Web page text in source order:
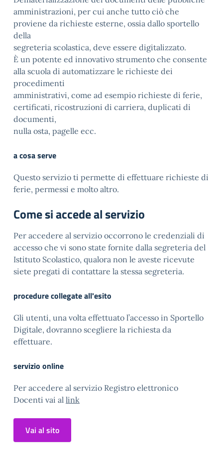
amministrazioni, per cui anche tutto ciò che
proviene da richieste esterne, ossia dallo sportello
della
segreteria scolastica, deve essere digitalizzato.
È un potente ed innovativo strumento che consente
alla scuola di automatizzare le richieste dei
procedimenti
amministrativi, come ad esempio richieste di ferie,
certificati, ricostruzioni di carriera, duplicati di
documenti,
nulla osta, pagelle ecc.
a cosa serve
Questo servizio ti permette di effettuare richieste di
ferie, permessi e molto altro.
Come si accede al servizio
Per accedere al servizio occorrono le credenziali di
accesso che vi sono state fornite dalla segreteria del
Istituto Scolastico, qualora non le aveste ricevute
siete pregati di contattare la stessa segreteria.
procedure collegate all'esito
Gli utenti, una volta effettuato l’accesso in Sportello
Digitale, dovranno scegliere la richiesta da
effettuare.
servizio online
Per accedere al servizio Registro elettronico
Docenti vai al link
Vai al sito